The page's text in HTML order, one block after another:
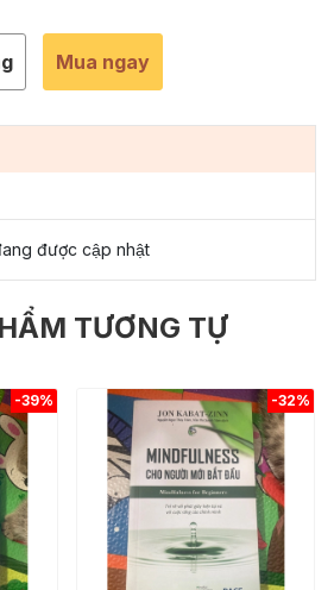
Mua ngay
được cập nhật
TƯƠNG TỰ
-39% -32%